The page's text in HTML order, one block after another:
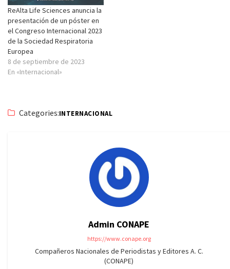
ReAlta Life Sciences anuncia la
presentación de un póster en
el Congreso Internacional 2023
de la Sociedad Respiratoria
Europea
8 de septiembre de 2023
En «Internacional»
Categories:INTERNACIONAL
Admin CONAPE
https://www.conape.org
Compañeros Nacionales de Periodistas y Editores A. C.
(CONAPE)